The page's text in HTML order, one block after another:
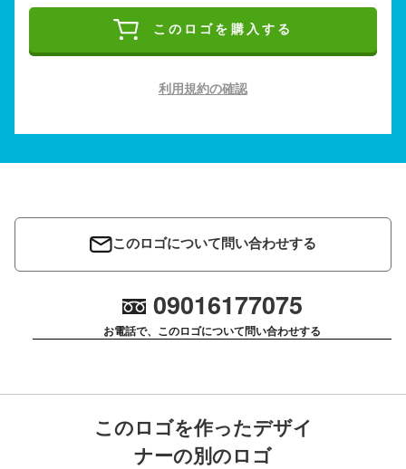
このロゴを購入する
利用規約の確認
このロゴについて問い合わせする
09016177075
お電話で、このロゴについて問い合わせする
このロゴを作ったデザイ
ナーの別のロゴ